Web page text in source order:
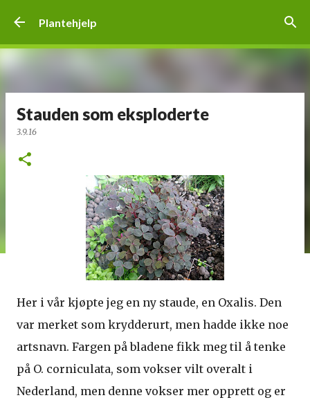
Plantehjelp
Stauden som eksploderte
3.9.16
Her i vår kjøpte jeg en ny staude, en Oxalis. Den
var merket som krydderurt, men hadde ikke noe
artsnavn. Fargen på bladene fikk meg til å tenke
på O. corniculata, som vokser vilt overalt i
Nederland, men denne vokser mer opprett og er